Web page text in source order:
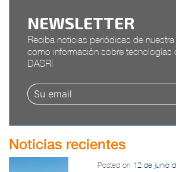
NEWSLETTER
Reciba noticias periódicas de
como información sobre tecnologías
DASRI
Noticias recientes
Posted on 12 de junio